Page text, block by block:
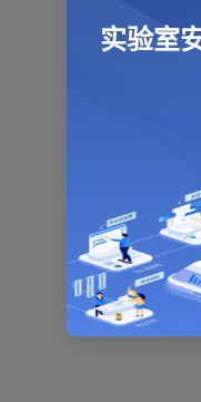
实验室